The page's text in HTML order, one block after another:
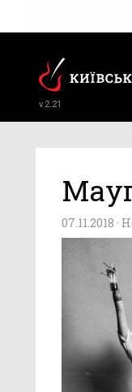
v.2.21
07.11.2018 ·